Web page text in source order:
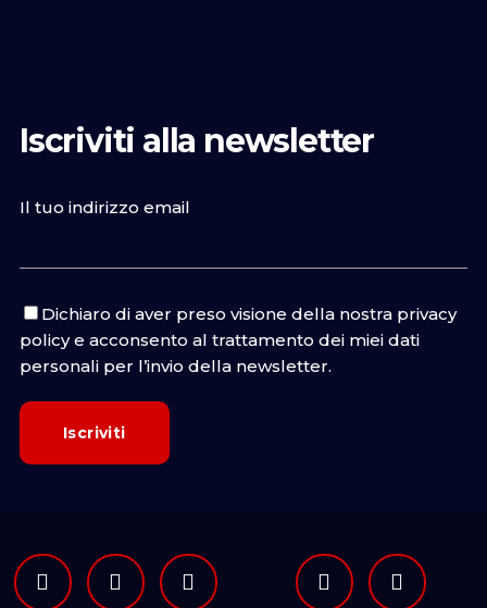
Iscriviti alla newsletter
Il tuo indirizzo email
Dichiaro di aver preso visione della nostra privacy
policye acconsento al trattamento dei miei dati
personali per l’invio della newsletter.